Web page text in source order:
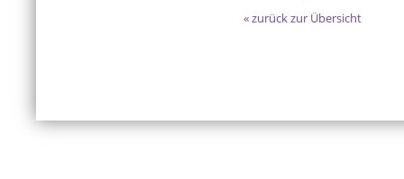
« zurück zur Übersicht